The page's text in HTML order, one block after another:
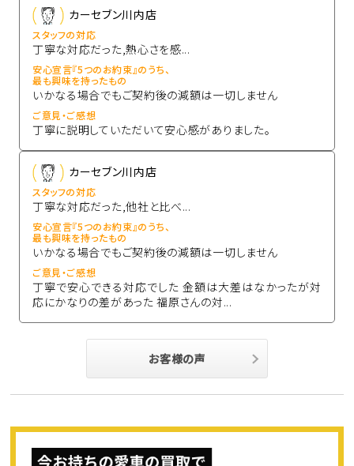
カーセブン川内店
スタッフの対応
丁寧な対応だった,熱心さを感...
安心宣言『5つのお約束』のうち、
最も興味を持ったもの
いかなる場合でもご契約後の減額は一切しません
ご意見・ご感想
丁寧に説明していただいて安心感がありました。
カーセブン川内店
スタッフの対応
丁寧な対応だった,他社と比べ...
安心宣言『5つのお約束』のうち、
最も興味を持ったもの
いかなる場合でもご契約後の減額は一切しません
ご意見・ご感想
丁寧で安心できる対応でした 金額は大差はなかったが対
応にかなりの差があった 福原さんの対...
お客様の声